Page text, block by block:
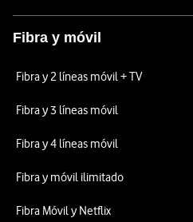
Fibra y móvil
Fibra y 2 líneas móvil + TV
Fibra y 3 líneas móvil
Fibra y 4 líneas móvil
Fibra y móvil ilimitado
Fibra Móvil y Netflix